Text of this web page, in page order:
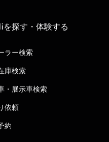
探す・体験する
ラー検索
庫検索
・展示車検索
依頼
約